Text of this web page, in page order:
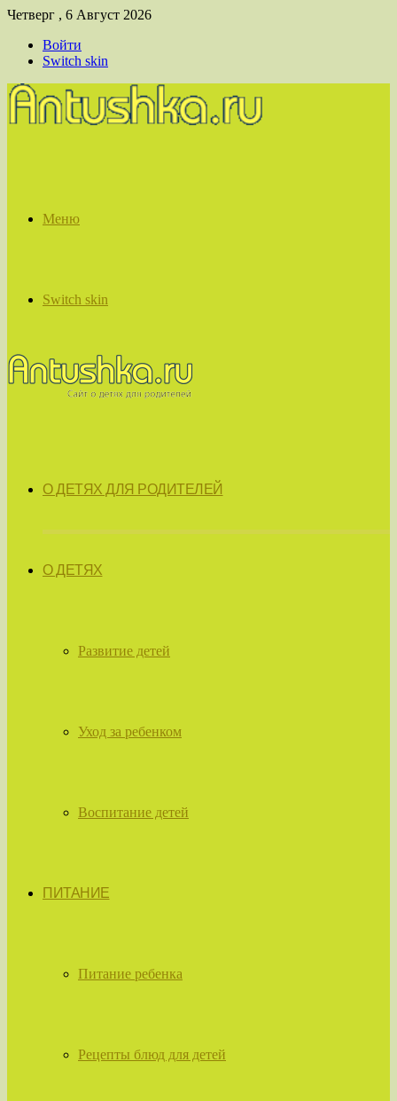
Четверг , 6 Август 2026
Войти
Switch skin
Меню
Switch skin
О ДЕТЯХ ДЛЯ РОДИТЕЛЕЙ
О ДЕТЯХ
Развитие детей
Уход за ребенком
Воспитание детей
ПИТАНИЕ
Питание ребенка
Рецепты блюд для детей